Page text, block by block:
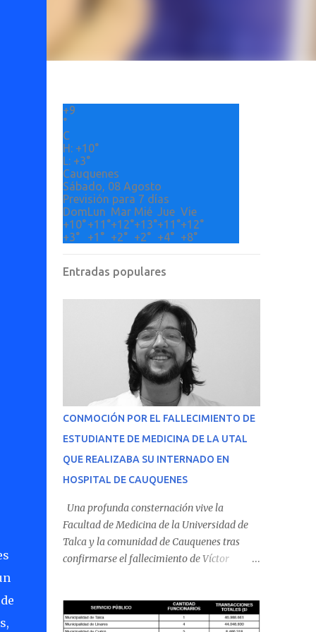
+9
°
C
H: +10°
L: +3°
Cauquenes
Sábado, 08 Agosto
Previsión para 7 días
DomLun Mar Mié Jue Vie
+10°+11°+12°+13°+11°+12°
+3° +1° +2° +2° +4° +8°
Entradas populares
CONMOCIÓN POR EL FALLECIMIENTO DE
ESTUDIANTE DE MEDICINA DE LA UTAL
QUE REALIZABA SU INTERNADO EN
HOSPITAL DE CAUQUENES
Una profunda consternación vive la
Facultad de Medicina de la Universidad de
Talca y la comunidad de Cauquenes tras
confirmarse el fallecimiento de Víctor
Cauquenes. De acuerdo con los antecedentes
conocidos, el joven se presentó a cumplir su